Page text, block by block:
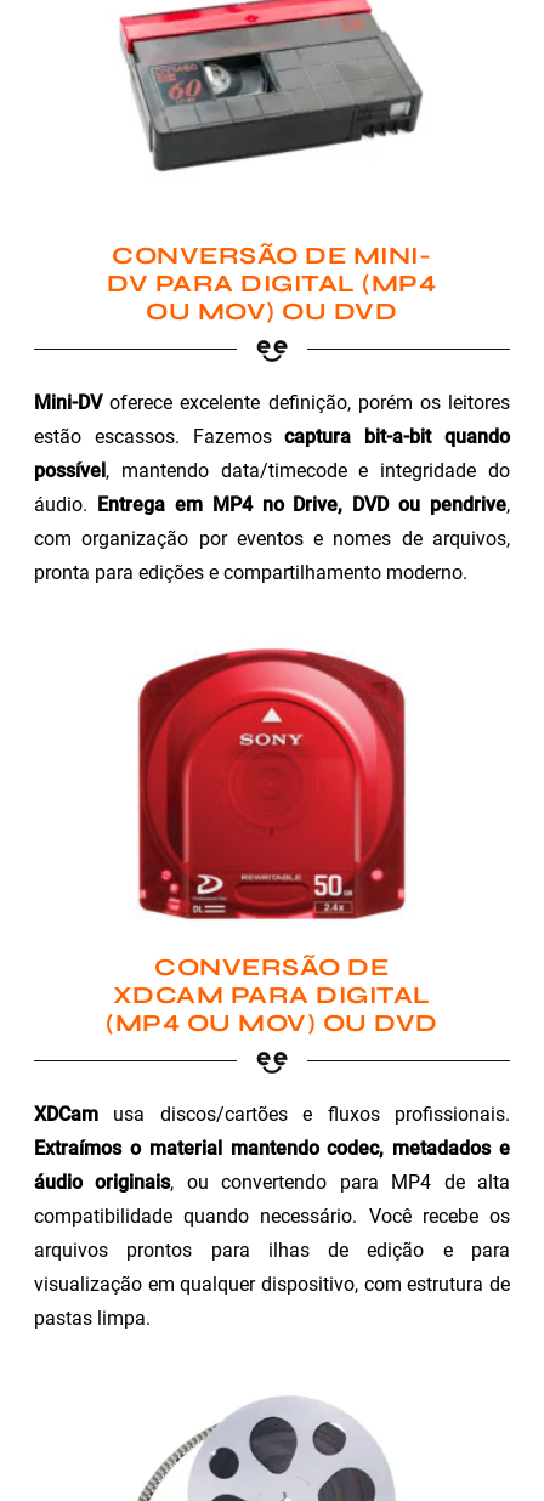
CONVERSÃO DE MINI-
DV PARA DIGITAL (MP4
OU MOV) OU DVD
Mini-DVoferece excelente definição, porém os leitores
estão escassos. Fazemoscaptura bit-a-bit quando
possível, mantendo data/timecode e integridade do
áudio. Entrega em MP4 no Drive, DVD ou pendrive,
com organização por eventos e nomes de arquivos,
pronta para edições e compartilhamento moderno.
CONVERSÃO DE
XDCAM PARA DIGITAL
(MP4 OU MOV) OU DVD
XDCam usa discos/cartões e fluxos profissionais.
Extraímos o material mantendo codec, metadados e
áudio originais, ou convertendo para MP4 de alta
compatibilidade quando necessário. Você recebe os
arquivos prontos para ilhas de edição e para
visualização em qualquer dispositivo, com estrutura de
pastas limpa.